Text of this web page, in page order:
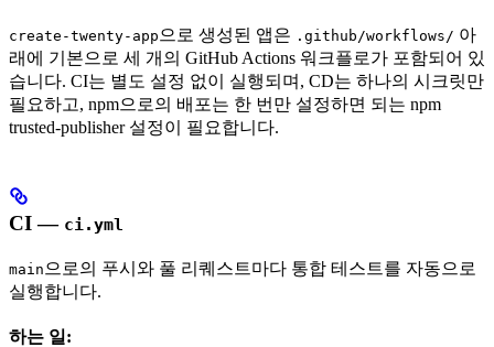
create-twenty-app 으로 생성된 앱은 .github/workflows/ 아
래에 기본으로 세 개의 GitHub Actions 워크플로가 포함되어 있
습니다. CI는 별도 설정 없이 실행되며, CD는 하나의 시크릿만
필요하고, npm으로의 배포는 한 번만 설정하면 되는 npm
trusted-publisher 설정이 필요합니다.
CI — ci.yml
main 으로의 푸시와 풀 리퀘스트마다 통합 테스트를 자동으로
실행합니다.
하는 일: